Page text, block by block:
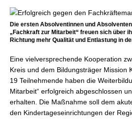
Die ersten Absolventinnen und
„Fachkraft zur Mitarbeit“ freuen sich über
Richtung mehr Qualität und Entlastung in
Eine vielversprechende Kooperation
Kreis und dem Bildungsträger Mission
19 Teilnehmende haben die
Mitarbeit“ erfolgreich abgeschlossen
erhalten. Die Maßnahme soll dem
den Kindertageseinrichtungen der